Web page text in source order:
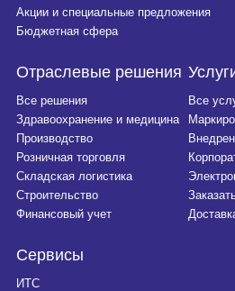
Акции и специальные предложения
Бюджетная сфера
Отраслевые решения
Все решения
Здравоохранение и медицина
Производство
Розничная торговля
Складская логистика
Строительство
Финансовый учет
Все
Сервисы
ИТС